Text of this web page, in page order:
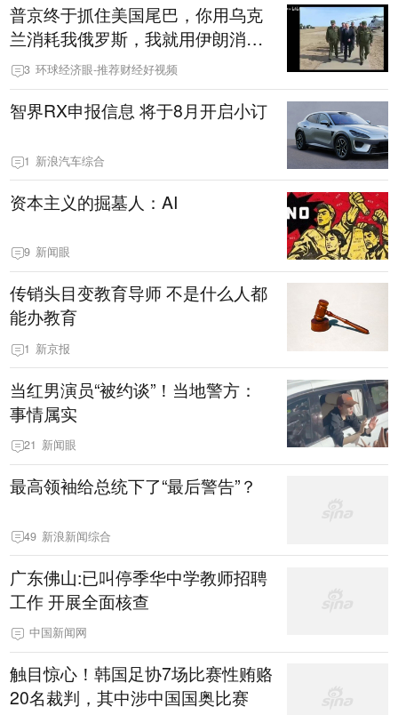
普京终于抓住美国尾巴，你用乌克
兰消耗我俄罗斯，我就用伊朗消耗
你，震撼来袭
3 环球经济眼-推荐财经好视频
智界RX申报信息 将于8月开启小订
1 新浪汽车综合
资本主义的掘墓人：AI
9 新闻眼
传销头目变教育导师 不是什么人都
能办教育
1 新京报
当红男演员“被约谈”！当地警方：
事情属实
21 新闻眼
最高领袖给总统下了“最后警告”？
49 新浪新闻综合
广东佛山:已叫停季华中学教师招聘
工作 开展全面核查
中国新闻网
触目惊心！韩国足协7场比赛性贿赂
20名裁判，其中涉中国国奥比赛